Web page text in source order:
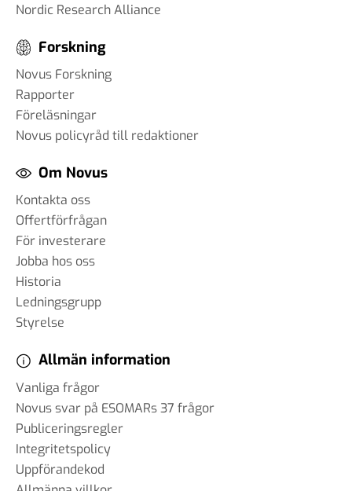
Nordic Research Alliance
Forskning
Novus Forskning
Rapporter
Föreläsningar
Novus policyråd till redaktioner
Om Novus
Kontakta oss
Offertförfrågan
För investerare
Jobba hos oss
Historia
Ledningsgrupp
Styrelse
Allmän information
Vanliga frågor
Novus svar på ESOMARs 37 frågor
Publiceringsregler
Integritetspolicy
Uppförandekod